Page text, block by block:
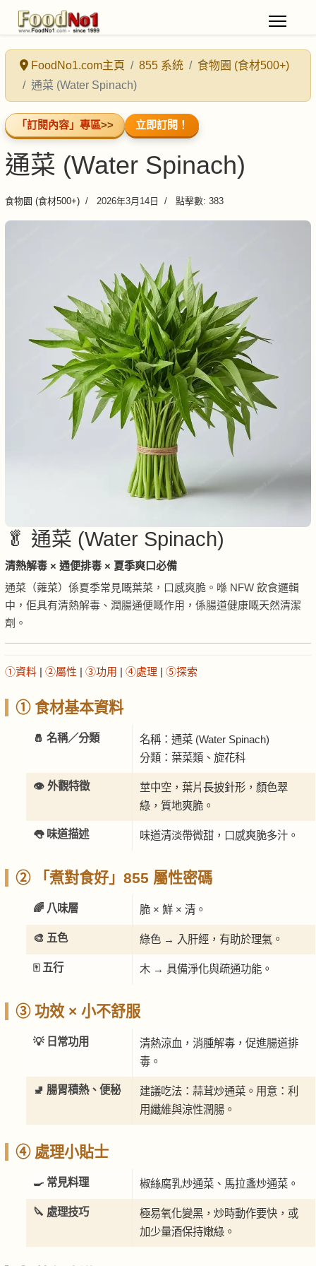
FoodNo1.com主頁 855 系統
食物園 (食材500+)
通菜 (Water Spinach)
「訂閱內容」專區>> 立即訂閱！
通菜 (Water Spinach)
食物園 (食材500+) 2026年3月14日 點擊數: 383
🥬 通菜 (Water Spinach)
清熱解毒 × 通便排毒 × 夏季爽口必備
通菜（蕹菜）係夏季常見嘅葉菜，口感爽脆。喺 NFW 飲食邏輯
中，佢具有清熱解毒、潤腸通便嘅作用，係腸道健康嘅天然清潔
劑。
①資料 | ②屬性 | ③功用 | ④處理 | ⑤探索
① 食材基本資料
🧂 名稱／分類
名稱：通菜 (Water Spinach)
分類：葉菜類、旋花科
👁️ 外觀特徵
莖中空，葉片長披針形，顏色翠
綠，質地爽脆。
👅 味道描述 味道清淡帶微甜，口感爽脆多汁。
② 「煮對食好」855 屬性密碼
🌈 八味層 脆 × 鮮 × 清。
🎨 五色 綠色 → 入肝經，有助於理氣。
🀄 五行 木 → 具備淨化與疏通功能。
③ 功效 × 小不舒服
💡 日常功用
清熱涼血，消腫解毒，促進腸道排
毒。
🚽 腸胃積熱、便秘
建議吃法：蒜茸炒通菜。用意：利
用纖維與涼性潤腸。
④ 處理小貼士
🍳 常見料理 椒絲腐乳炒通菜、馬拉盞炒通菜。
🔪 處理技巧
極易氧化變黑，炒時動作要快，或
加少量酒保持嫩綠。